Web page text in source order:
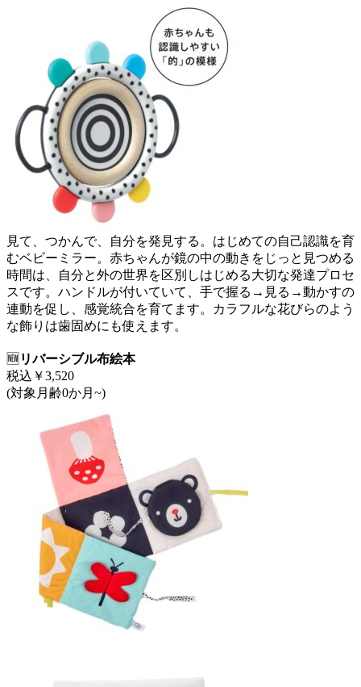
見て、つかんで、自分を発見する。はじめての自己認識を育
むベビーミラー。赤ちゃんが鏡の中の動きをじっと見つめる
時間は、自分と外の世界を区別しはじめる大切な発達プロセ
スです。ハンドルが付いていて、手で握る→見る→動かすの
連動を促し、感覚統合を育てます。カラフルな花びらのよう
な飾りは歯固めにも使えます。
🆕 リバーシブル布絵本
税込￥3,520
(対象月齢0か月~)